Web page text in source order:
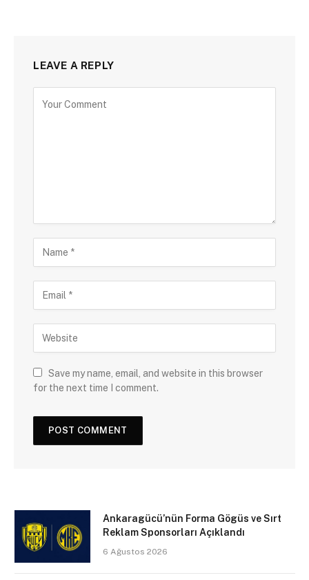
LEAVE A REPLY
Save my name, email, and website in this browser
for the next time I comment.
Ankaragücü’nün Forma Gögüs ve Sırt
Reklam Sponsorları Açıklandı
6 Ağustos 2026